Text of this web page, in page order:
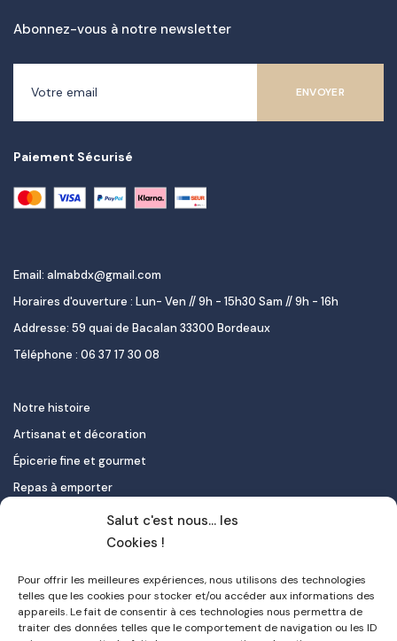
Salut c'est nous... les
Cookies !
Pour offrir les meilleures expériences, nous utilisons des technologies
telles que les cookies pour stocker et/ou accéder aux informations des
appareils. Le fait de consentir à ces technologies nous permettra de
traiter des données telles que le comportement de navigation ou les ID
Abonnez-vous à notre newsletter
Paiement Sécurisé
Email: almabdx@gmail.com
Horaires d'ouverture : Lun- Ven // 9h - 15h30 Sam // 9h - 16h
Addresse: 59 quai de Bacalan 33300 Bordeaux
Téléphone : 06 37 17 30 08
Notre histoire
Artisanat et décoration
Épicerie fine et gourmet
Repas à emporter
Le pastel de nata
Contact
Mon compte